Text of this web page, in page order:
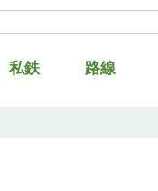
私鉄 路線